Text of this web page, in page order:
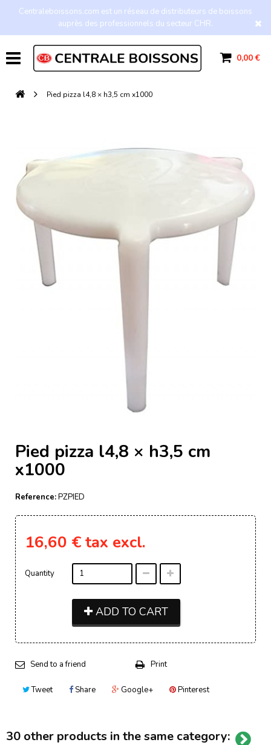
Centraleboissons.com est un réseau de distributeurs de boissons
auprès des professionnels du secteur CHR.
0,00 €
Pied pizza l4,8 × h3,5 cm x1000
Pied pizza l4,8 × h3,5 cm
x1000
Reference:PZPIED
16,60 € tax excl.
Quantity
ADD TO CART
Send to a friend Print
Tweet Share Google+ Pinterest
30 other products in the same category: